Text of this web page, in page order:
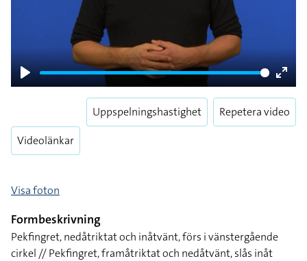
Play
Enter
Videolänkar
Uppspelningshastighet Repetera video
Visa foton
Formbeskrivning
Pekfingret, nedåtriktat och inåtvänt, förs i vänstergående
cirkel // Pekfingret, framåtriktat och nedåtvänt, slås inåt